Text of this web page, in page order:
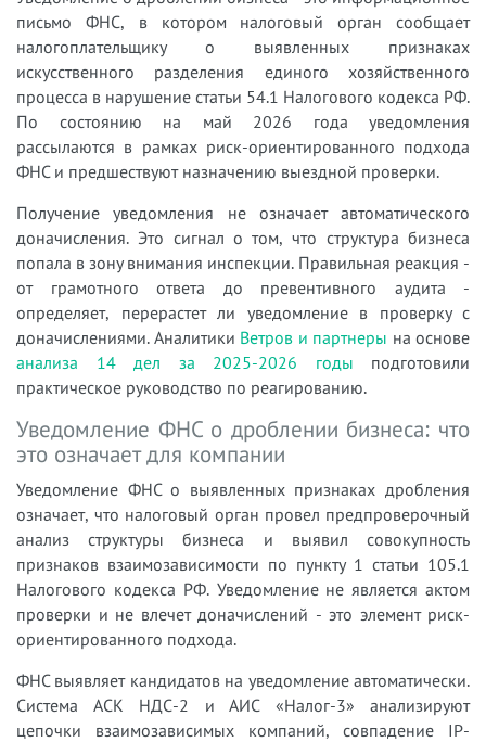
письмо ФНС, в котором налоговый орган сообщает
налогоплательщику о выявленных признаках
искусственного разделения единого хозяйственного
процесса в нарушение статьи 54.1 Налогового кодекса РФ.
По состоянию на май 2026 года уведомления
рассылаются в рамках риск-ориентированного подхода
ФНС и предшествуют назначению выездной проверки.
Получение уведомления не означает автоматического
доначисления. Это сигнал о том, что структура бизнеса
попала в зону внимания инспекции. Правильная реакция -
от грамотного ответа до превентивного аудита -
определяет, перерастет ли уведомление в проверку с
доначислениями. Аналитики Ветров и партнеры на основе
анализа 14 дел за 2025-2026 годы подготовили
практическое руководство по реагированию.
Уведомление ФНС о дроблении бизнеса: что
это означает для компании
Уведомление ФНС о выявленных признаках дробления
означает, что налоговый орган провел предпроверочный
анализ структуры бизнеса и выявил совокупность
признаков взаимозависимости по пункту 1 статьи 105.1
Налогового кодекса РФ. Уведомление не является актом
проверки и не влечет доначислений - это элемент риск-
ориентированного подхода.
ФНС выявляет кандидатов на уведомление автоматически.
Система АСК НДС-2 и АИС «Налог-3» анализируют
цепочки взаимозависимых компаний, совпадение IP-